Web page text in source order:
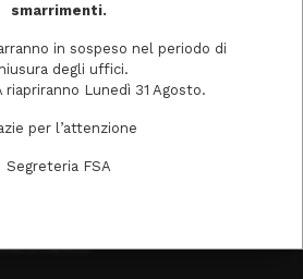
smarrimenti.
in sospeso nel periodo di
degli uffici.
riapriranno Lunedì 31 Agosto.
per l’attenzione
Segreteria FSA